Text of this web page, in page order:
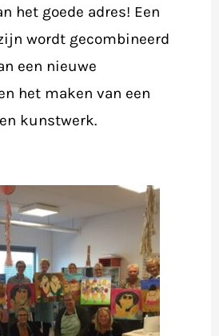
het goede adres! Een
wordt gecombineerd
een nieuwe
het maken van een
kunstwerk.